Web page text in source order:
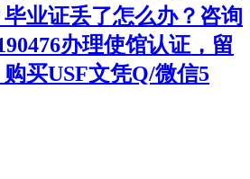
业证丢了怎么办？咨询
办理使馆认证，留
买USF文凭Q/微信5